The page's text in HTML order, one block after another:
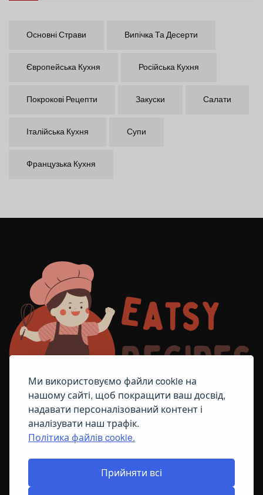
Ми використовуємо файли cookie на
нашому сайті, щоб покращити ваш досвід,
надавати персоналізований контент і
аналізувати наш трафік.
Політика файлів cookie.
Прийняти всі
Основні Страви Випічка Та Десерти
Європейська Кухня Російська Кухня
Покрокові Рецепти Закуски Салати
Італійська Кухня Супи
Французька Кухня
ПОЛІТИКА ЩОДО ФАЙЛІВ COOKIE